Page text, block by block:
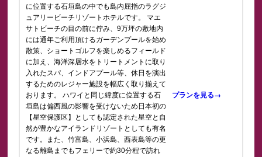
に位置する石垣島の中でも島内屈指のラグジ
ュアリービーチリゾートホテルです。 マエ
サトビーチの目の前に佇み、9万坪の敷地内
には通年ご利用頂けるガーデンプールを始め
散策、ショートゴルフを楽しめるフィールド
に加え、海洋深層水をトリートメントに取り
入れたスパ、インドアプール等、休日を演出
するためのレジャー施設を幅広く取り揃えて
おります。 ハワイと同じ緯度に位置する石
垣島は偏西風の影響を受けないため日本初の
【星空保護区】としても認定された星空と自
然が豊かなアイランドリゾートとしても有名
です。また、竹富島、小浜島、西表島等の更
なる離島までもフェリーで約30分程で訪れ
プランを見る→